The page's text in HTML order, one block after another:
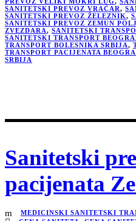
PREVOZ VELIKI MOKRI LUG,
SANITETSKI PREVOZ VRAČAR,
SANITETSKI PREVOZ ŽELEZNIK,
SANITETSKI PREVOZ ZEMUN
ZVEZDARA, SANITETSKI
SANITETSKI TRANSPORT
TRANSPORT BOLESNIKA SRBIJA,
TRANSPORT PACIJENATA
SRBIJA
Sanitetski
pacijenata
MEDICINSKI SANITETSKI